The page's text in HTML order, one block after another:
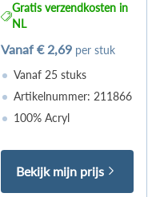
Gratis verzendkosten in
NL
Vanaf € 2,69 per stuk
Vanaf 25 stuks
Artikelnummer: 211866
100% Acryl
Bekijk mijn prijs